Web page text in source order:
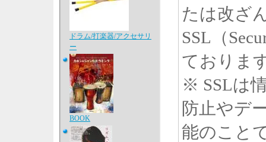
ドラム/打楽器/アクセサリ
ー
BOOK
たは改ざ
SSL（
ておりま
※ SSLは
防止やデ
能のこと